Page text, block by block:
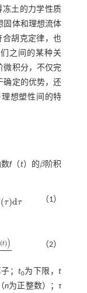
土的力学性质
固体和理想流体
胡克定律，也
之间的某种关
微积分，不仅完
确定的优势，还
想塑性间的特
数f（t）的β
β 阶积
(τ)dτ
dτ （1）
(t))
tn
（2）
； t0为下限，t
n为正整数）；τ